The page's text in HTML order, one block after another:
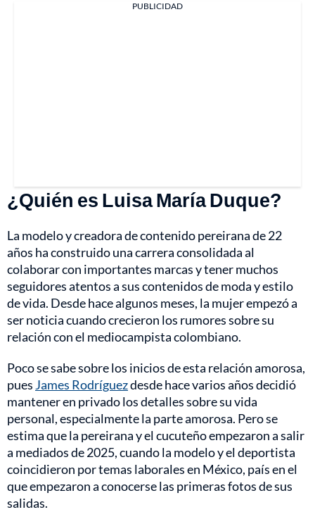
PUBLICIDAD
¿Quién es Luisa María Duque?
La modelo y creadora de contenido pereirana de 22
años ha construido una carrera consolidada al
colaborar con importantes marcas y tener muchos
seguidores atentos a sus contenidos de moda y estilo
de vida. Desde hace algunos meses, la mujer empezó a
ser noticia cuando crecieron los rumores sobre su
relación con el mediocampista colombiano.
Poco se sabe sobre los inicios de esta relación amorosa,
pues James Rodríguezdesde hace varios años decidió
mantener en privado los detalles sobre su vida
personal, especialmente la parte amorosa. Pero se
estima que la pereirana y el cucuteño empezaron a salir
a mediados de 2025, cuando la modelo y el deportista
coincidieron por temas laborales en México, país en el
que empezaron a conocerse las primeras fotos de sus
salidas.